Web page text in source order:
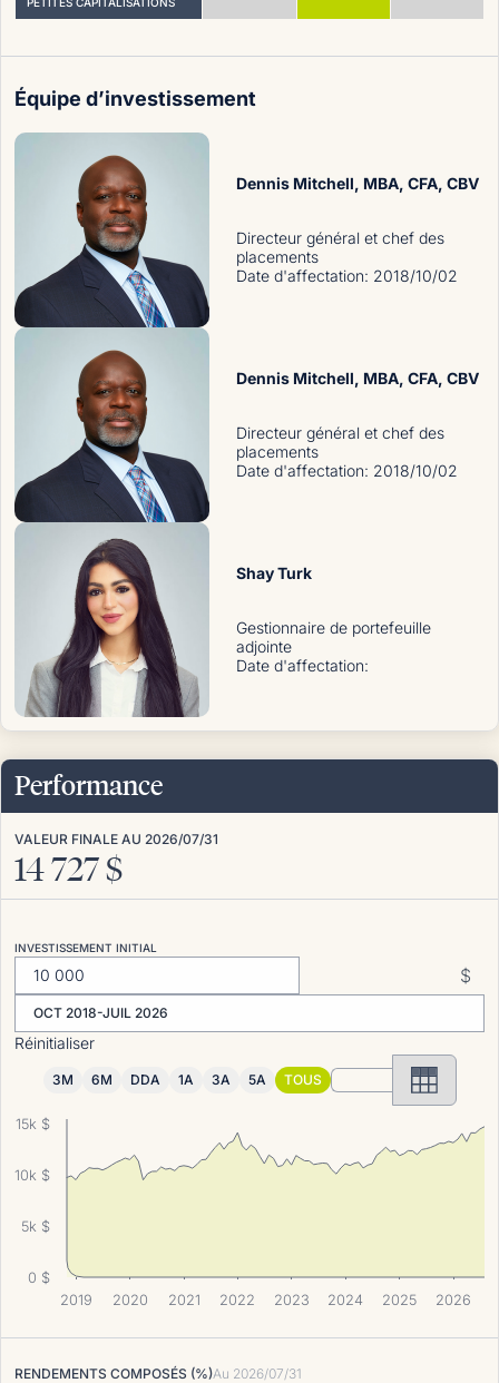
Équipe d’investissement
Dennis Mitchell, MBA, CFA, CBV
Directeur général et chef des
placements
Date d'affectation: 2018/10/02
Dennis Mitchell, MBA, CFA, CBV
Directeur général et chef des
placements
Date d'affectation: 2018/10/02
Shay Turk
Gestionnaire de portefeuille
adjointe
Date d'affectation:
Performance
VALEUR FINALE AU 2026/07/31
14 727$
INVESTISSEMENT INITIAL
$
OCT 2018-JUIL 2026
Réinitialiser
3M 6M DDA 1A 3A 5A TOUS
2019 2020 2021 2022 2023 2024 2025 2026
0 $
5k $
10k $
15k $
RENDEMENTS COMPOSÉS (%)Au 2026/07/31